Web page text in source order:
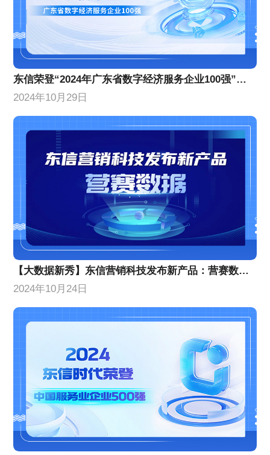
东信荣登“2024年广东省数字经济服务企业100强”榜单，位列第10名！
2024年10月29日
【大数据新秀】东信营销科技发布新产品：营赛数据，颠覆传统营销分析，小白秒变专家！
2024年10月24日